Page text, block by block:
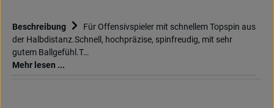
Beschreibung
Für Offensivspieler mit schnellem Topspin aus
der Halbdistanz.Schnell, hochpräzise, spinfreudig, mit sehr
gutem Ballgefühl.T…
Mehr lesen ...